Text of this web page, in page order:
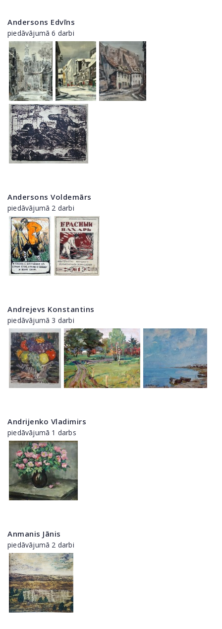
Andersons Edvīns
piedāvājumā 6 darbi
Andersons Voldemārs
piedāvājumā 2 darbi
Andrejevs Konstantins
piedāvājumā 3 darbi
Andrijenko Vladimirs
piedāvājumā 1 darbs
Anmanis Jānis
piedāvājumā 2 darbi